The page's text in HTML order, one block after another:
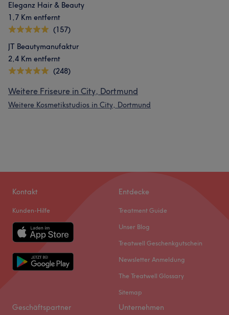
Eleganz Hair & Beauty
1,7 Km entfernt
(157)
JT Beautymanufaktur
2,4 Km entfernt
(248)
Weitere Friseure in City, Dortmund
Weitere Kosmetikstudios in City, Dortmund
Kontakt
Kunden-Hilfe
Entdecke
Treatment Guide
Unser Blog
Treatwell Geschenkgutschein
Newsletter Anmeldung
The Treatwell Glossary
Sitemap
Geschäftspartner Unternehmen